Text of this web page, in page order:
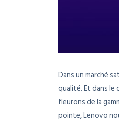
Dans un marché
qualité. Et dans
fleurons de la
pointe, Lenovo